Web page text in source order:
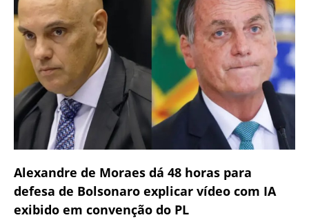
Alexandre de Moraes dá 48 horas para
defesa de Bolsonaro explicar vídeo com IA
exibido em convenção do PL